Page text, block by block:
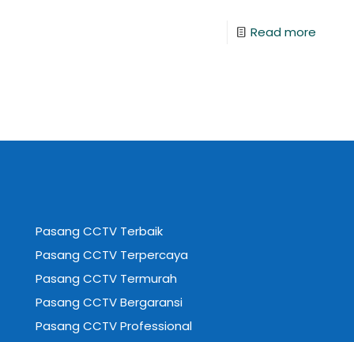
Read more
Pasang CCTV Terbaik
Pasang CCTV Terpercaya
Pasang CCTV Termurah
Pasang CCTV Bergaransi
Pasang CCTV Professional